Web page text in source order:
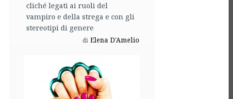
cliché legati ai ruoli del
vampiro e della strega e con gli
stereotipi di genere
di Elena D'Amelio